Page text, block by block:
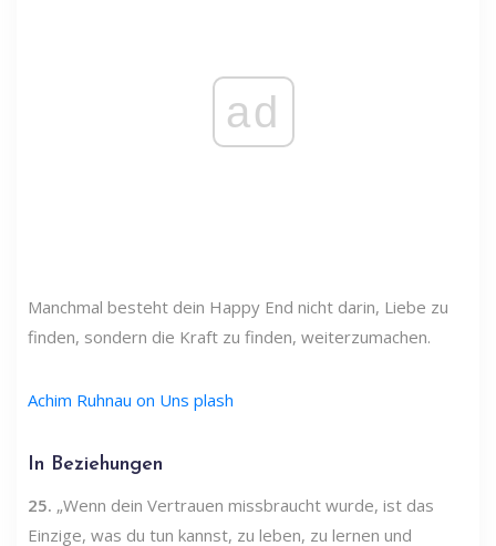
ad
Manchmal besteht dein Happy End nicht darin, Liebe zu
finden, sondern die Kraft zu finden, weiterzumachen.
Achim Ruhnau on Uns plash
In Beziehungen
25. „Wenn dein Vertrauen missbraucht wurde, ist das
Einzige, was du tun kannst, zu leben, zu lernen und